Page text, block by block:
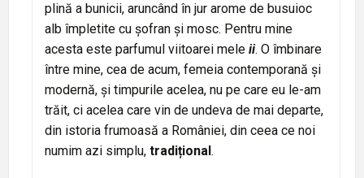
plină a bunicii, aruncând în jur arome de busuioc
alb împletite cu șofran și mosc. Pentru mine
acesta este parfumul viitoarei mele ii. O îmbinare
între mine, cea de acum, femeia contemporană și
modernă, și timpurile acelea, nu pe care eu le-am
trăit, ci acelea care vin de undeva de mai departe,
din istoria frumoasă a României, din ceea ce noi
numim azi simplu, tradițional.